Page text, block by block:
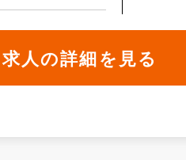
求人の詳細を見る